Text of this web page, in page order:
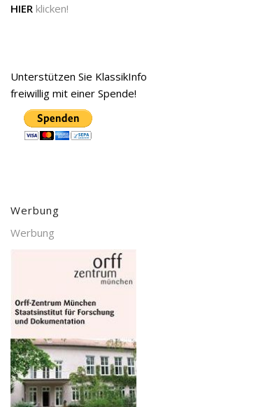
HIER klicken!
Unterstützen Sie KlassikInfo
freiwillig mit einer Spende!
Werbung
Werbung